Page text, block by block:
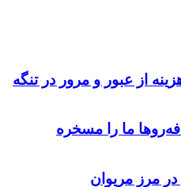
از عبور و مرور در تنگه
ما را مسخره
مرز مریوان